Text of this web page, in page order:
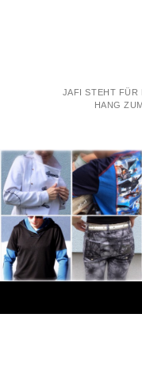
JAFI STEHT FÜR
HANG